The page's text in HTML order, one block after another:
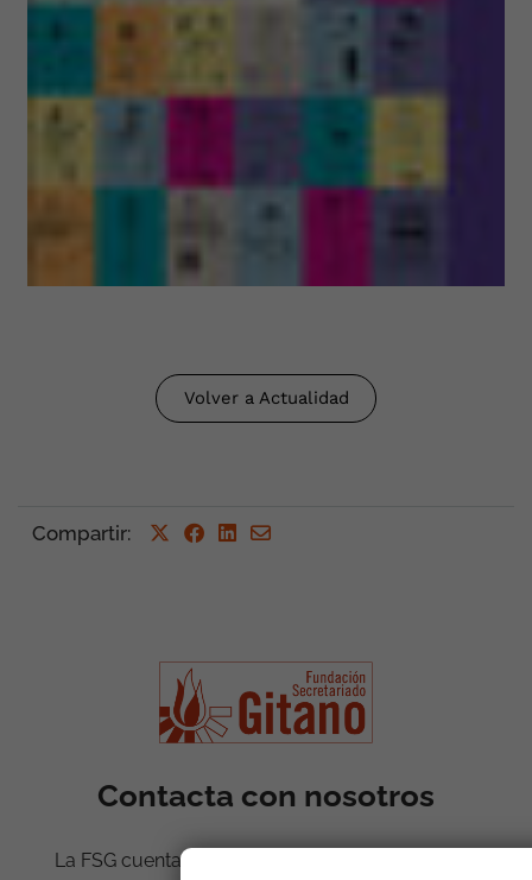
Volver a Actualidad
Compartir:
Contacta con nosotros
La FSG cuenta con 82 sedes en 14 comunidades